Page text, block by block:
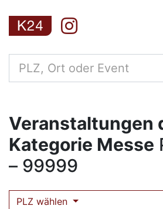
Veranstaltungen
Kategorie Messe
– 99999
PLZ wählen